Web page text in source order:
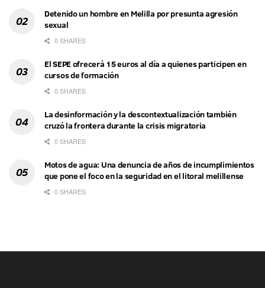
Detenido un hombre en Melilla por presunta agresión
sexual
0 SHARES
El SEPE ofrecerá 15 euros al día a quienes participen en
cursos de formación
0 SHARES
La desinformación y la descontextualización también
cruzó la frontera durante la crisis migratoria
0 SHARES
Motos de agua: Una denuncia de años de incumplimientos
que pone el foco en la seguridad en el litoral melillense
0 SHARES